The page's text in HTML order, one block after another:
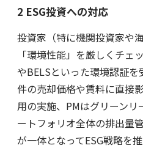
2 ESG投資への対応
投資家（特に機関投資家や
「環境性能」を厳しくチェ
やBELSといった環境認証
件の売却価格や賃料に直接
用の実施、PMはグリーンリ
ートフォリオ全体の排出量
が一体となってESG戦略を